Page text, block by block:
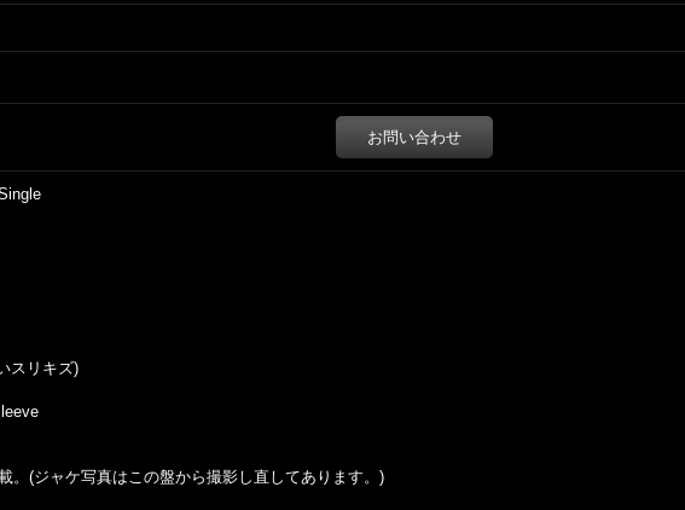
お問い合わせ
スリキズ)
。 (ジャケ写真はこの盤から撮影し直してあります。 )